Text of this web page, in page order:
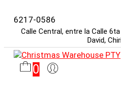
contenido
6217-0586
Calle Central, entre la Calle
David,
0